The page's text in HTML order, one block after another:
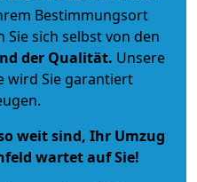
Bestimmungsort
sich selbst von den
der Qualität. Unsere
wird Sie garantiert
weit sind, Ihr Umzug
wartet auf Sie!